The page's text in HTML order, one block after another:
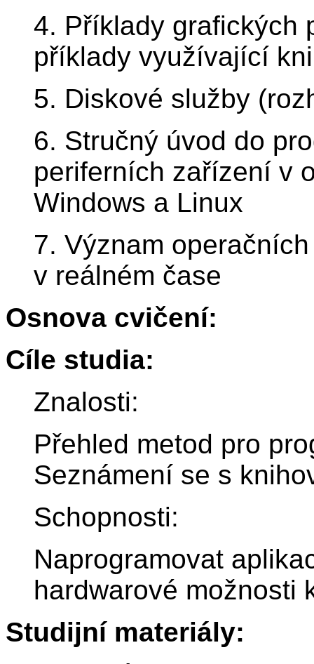
4. Příklady grafických
příklady využívající
5. Diskové služby
6. Stručný úvod do
periferních zařízení v
Windows a Linux
7. Význam
v reálném čase
Osnova cvičení:
Cíle studia:
Znalosti:
Přehled metod pro
Seznámení se s
Schopnosti:
Naprogramovat
hardwarové možnosti
Studijní materiály: